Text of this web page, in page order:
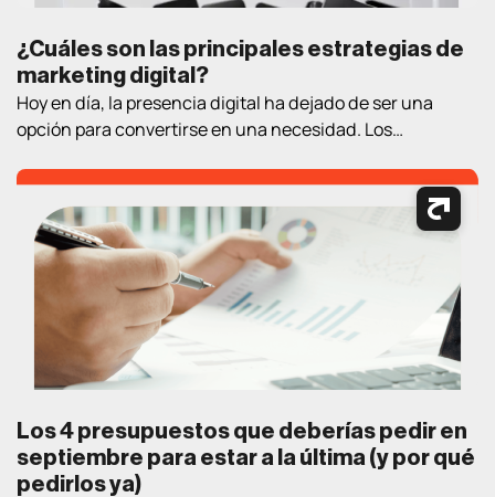
¿Cuáles son las principales estrategias de
marketing digital?
Hoy en día, la presencia digital ha dejado de ser una
opción para convertirse en una necesidad. Los
buscando información, comparando productos, leyendo
opiniones y tomando decisiones de compra. En este
contexto, contar con estrategias de marketing digital
bien definidas es fundamental para atraer clientes,
generar oportunidades […]
Los 4 presupuestos que deberías pedir en
septiembre para estar a la última (y por qué
pedirlos ya)